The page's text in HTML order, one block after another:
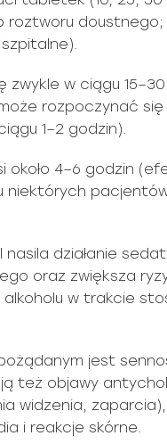
roztworu
zwykle w ciągu
rozpoczynać się
1–2 godzin).
około 4–6 godzin
niektórych
nasila działanie
oraz zwiększa
alkoholu w trakcie
jest
też objawy
widzenia,
i reakcje skórne.